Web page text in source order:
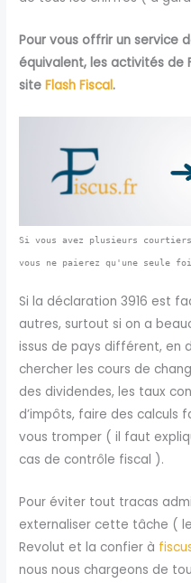
Pour vous offrir un service
équivalent, les activités de
siteFlash Fiscal.
Si vous avez plusieurs
vous ne paierez qu'une seule
Si la déclaration 3916 est
autres, surtout si on a
issus de pays différent, en
chercher les cours de
des dividendes, les taux
d’impôts, faire des calculs
vous tromper ( il faut
cas de contrôle fiscal ).
Pour éviter tout tracas
externaliser cette tâche (
Revolut et la confier à
nous nous chargeons de